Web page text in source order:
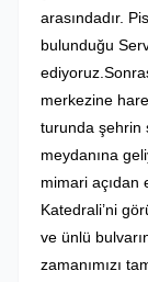
arasındadır.
bulunduğu
merkezine
turunda şehrin
meydanına
mimari açıdan
Katedrali’ni
ve ünlü
zamanımızı